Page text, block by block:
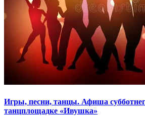
Игры, песни, танцы. Афиша
танцплощадке «Ивушка»